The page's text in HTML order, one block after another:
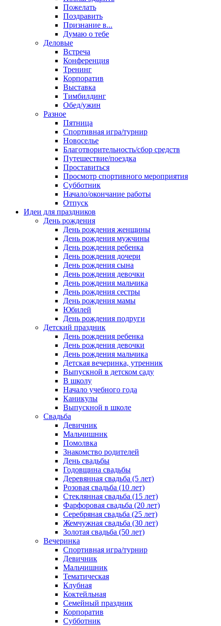
Пожелать
Поздравить
Признание в...
Думаю о тебе
Деловые
Встреча
Конференция
Тренинг
Корпоратив
Выставка
Тимбилдинг
Обед/ужин
Разное
Пятница
Спортивная игра/турнир
Новоселье
Благотворительность/сбор средств
Путешествие/поездка
Проставиться
Просмотр спортивного мероприятия
Субботник
Начало/окончание работы
Отпуск
Идеи для праздников
День рождения
День рождения женщины
День рождения мужчины
День рождения ребенка
День рождения дочери
День рождения сына
День рождения девочки
День рождения мальчика
День рождения сестры
День рождения мамы
Юбилей
День рождения подруги
Детский праздник
День рождения ребенка
День рождения девочки
День рождения мальчика
Детская вечеринка, утренник
Выпускной в детском саду
В школу
Начало учебного года
Каникулы
Выпускной в школе
Свадьба
Девичник
Мальчишник
Помолвка
Знакомство родителей
День свадьбы
Годовщина свадьбы
Деревянная свадьба (5 лет)
Розовая свадьба (10 лет)
Стеклянная свадьба (15 лет)
Фарфоровая свадьба (20 лет)
Серебряная свадьба (25 лет)
Жемчужная свадьба (30 лет)
Золотая свадьба (50 лет)
Вечеринка
Спортивная игра/турнир
Девичник
Мальчишник
Тематическая
Клубная
Коктейльная
Семейный праздник
Корпоратив
Субботник